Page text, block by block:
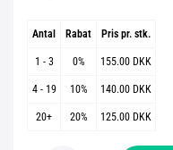
Antal Rabat Pris pr. stk.
1 - 3 0% 155.00 DKK
4 - 19 10% 140.00 DKK
20+ 20% 125.00 DKK